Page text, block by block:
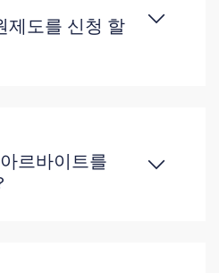
제도를 신청 할
르바이트를